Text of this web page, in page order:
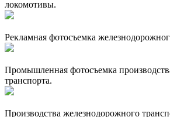
локомотивы.
Рекламная фотосъемка
Промышленная фотосъемка
транспорта.
Производства железнодорожного